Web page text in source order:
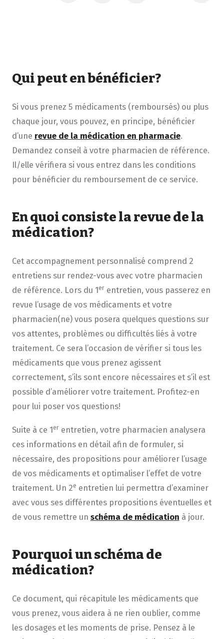
Qui peut en bénéficier?
Si vous prenez 5 médicaments (remboursés) ou plus
chaque jour, vous pouvez, en principe, bénéficier
d’une revue de la médication en pharmacie.
Demandez conseil à votre pharmacien de référence.
Il/elle vérifiera si vous entrez dans les conditions
pour bénéficier du remboursement de ce service.
En quoi consiste la revue de la
médication?
Cet accompagnement personnalisé comprend 2
entretiens sur rendez-vous avec votre pharmacien
de référence. Lors du 1erentretien, vous passerez en
revue l’usage de vos médicaments et votre
pharmacien(ne) vous posera quelques questions sur
vos attentes, problèmes ou difficultés liés à votre
traitement. Ce sera l’occasion de vérifier si tous les
médicaments que vous prenez agissent
correctement, s’ils sont encore nécessaires et s’il est
possible d’améliorer votre traitement. Profitez-en
pour lui poser vos questions!
Suite à ce 1erentretien, votre pharmacien analysera
ces informations en détail afin de formuler, si
nécessaire, des propositions pour améliorer l’usage
de vos médicaments et optimaliser l’effet de votre
traitement. Un 2e entretien lui permettra d’examiner
avec vous ses différentes propositions éventuelles et
de vous remettre un schéma de médication à jour.
Pourquoi un schéma de
médication?
Ce document, qui récapitule les médicaments que
vous prenez, vous aidera à ne rien oublier, comme
les dosages et les moments de prise. Pensez à le